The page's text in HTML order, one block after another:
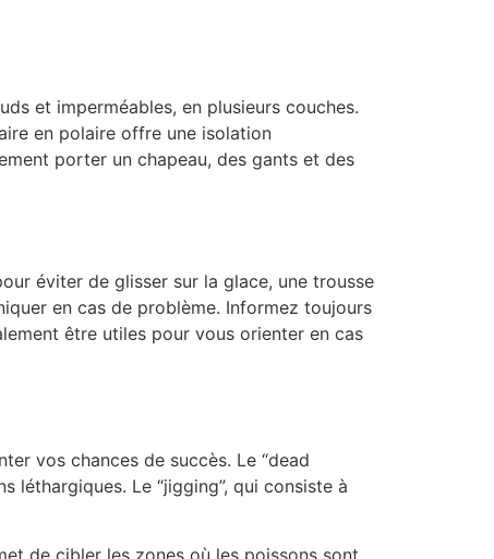
et imperméables, en plusieurs couches.
en polaire offre une isolation
porter un chapeau, des gants et des
éviter de glisser sur la glace, une trousse
en cas de problème. Informez toujours
être utiles pour vous orienter en cas
vos chances de succès. Le “dead
léthargiques. Le “jigging”, qui consiste à
de cibler les zones où les poissons sont